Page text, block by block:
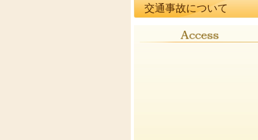
交通事故について